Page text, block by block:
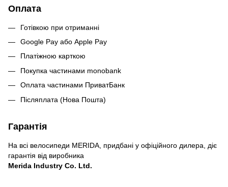
Оплата
Готівкою при отриманні
Google Pay або Apple Pay
Платіжною карткою
Покупка частинами monobank
Оплата частинами ПриватБанк
Післяплата (Нова Пошта)
Гарантія
На всі велосипеди MERIDA, придбані у офіційного дилера, діє
гарантія від виробника
Merida Industry Co. Ltd.